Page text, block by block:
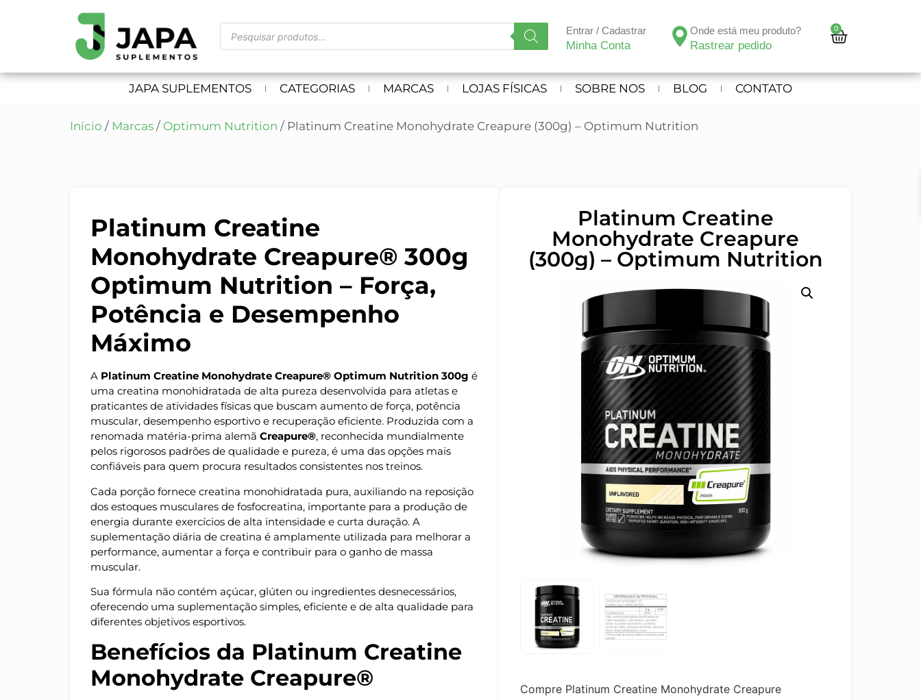
Entrar / Cadastrar
Minha Conta
Onde está meu produto?
Rastrear pedido
0
JAPA SUPLEMENTOS CATEGORIAS MARCAS LOJAS FÍSICAS SOBRE NOS BLOG CONTATO
Início / Marcas / Optimum Nutrition / Platinum Creatine Monohydrate Creapure (300g) – Optimum Nutrition
Platinum Creatine
Monohydrate Creapure® 300g
Optimum Nutrition – Força,
Potência e Desempenho
Máximo
A Platinum Creatine Monohydrate Creapure® Optimum Nutrition 300g é
uma creatina monohidratada de alta pureza desenvolvida para atletas e
praticantes de atividades físicas que buscam aumento de força, potência
muscular, desempenho esportivo e recuperação eficiente. Produzida com a
renomada matéria-prima alemã Creapure®, reconhecida mundialmente
pelos rigorosos padrões de qualidade e pureza, é uma das opções mais
confiáveis para quem procura resultados consistentes nos treinos.
Cada porção fornece creatina monohidratada pura, auxiliando na reposição
dos estoques musculares de fosfocreatina, importante para a produção de
energia durante exercícios de alta intensidade e curta duração. A
suplementação diária de creatina é amplamente utilizada para melhorar a
performance, aumentar a força e contribuir para o ganho de massa
muscular.
Sua fórmula não contém açúcar, glúten ou ingredientes desnecessários,
oferecendo uma suplementação simples, eficiente e de alta qualidade para
diferentes objetivos esportivos.
Benefícios da Platinum Creatine
Monohydrate Creapure®
Platinum Creatine
Monohydrate Creapure
(300g) – Optimum Nutrition
Compre Platinum Creatine Monohydrate Creapure